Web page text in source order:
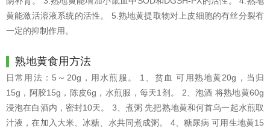
黄能激活溶液系统的活性。 5.熟地黄提取物对上皮细胞的有丝分裂有
一定的抑制作用。
熟地黄食用方法
日常用法：5～20g，用水煎服。 1、贫血 可用熟地黄20g，当归
15g，阿胶15g，陈皮6g，水煎服，每天1剂。 2、泡酒 将熟地黄60g
浸泡在白酒内，密封10天。 3、煮粥 先把熟地黄和何首乌一起水煎取
汁液，在加入大米、冰糖、水共同煮成粥。 4、糖尿病 可用生地黄15